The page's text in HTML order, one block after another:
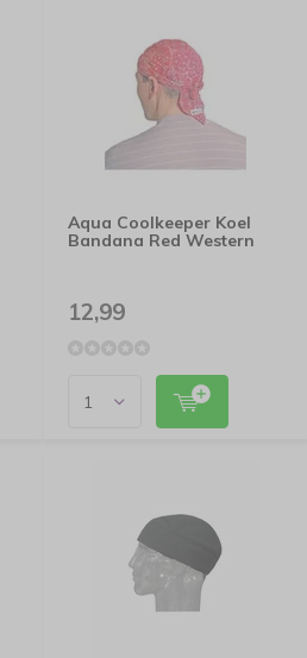
Aqua Coolkeeper Koel
Bandana Red Western
12,99